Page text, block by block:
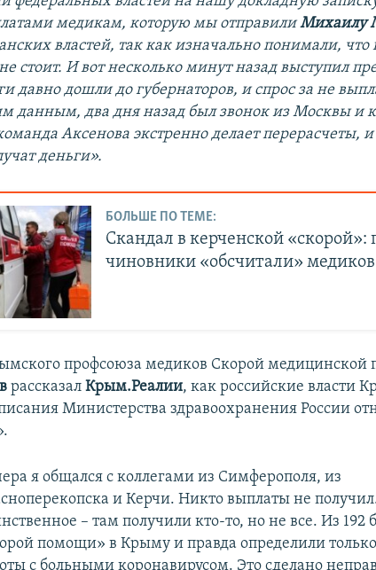
медикам, которую мы отправилиМихаилу
властей, так как изначально понимали,
стоит. И вот несколько минут назад выступил
давно дошли до губернаторов, и спрос за не
данным, два дня назад был звонок из Москвы и
Аксенова экстренно делает перерасчеты,
деньги».
БОЛЬШЕ ПО ТЕМЕ:
Скандал в керченской «скорой»:
чиновники «обсчитали» медиков
профсоюза медиков Скорой
рассказалКрым.Реалии, как российские власти
Министерства здравоохранения России
я общался с коллегами из Симферополя, из
и Керчи. Никто выплаты не
– там получили кто-то, но не все. Из 192
помощи» в Крыму и правда определили только
с больными коронавирусом. Это сделано